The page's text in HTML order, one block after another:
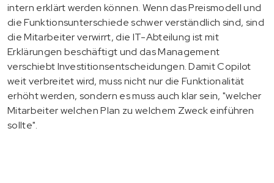
intern erklärt werden können. Wenn das Preismodell und
die Funktionsunterschiede schwer verständlich sind, sind
die Mitarbeiter verwirrt, die IT-Abteilung ist mit
Erklärungen beschäftigt und das Management
verschiebt Investitionsentscheidungen. Damit Copilot
weit verbreitet wird, muss nicht nur die Funktionalität
erhöht werden, sondern es muss auch klar sein, "welcher
Mitarbeiter welchen Plan zu welchem Zweck einführen
sollte".